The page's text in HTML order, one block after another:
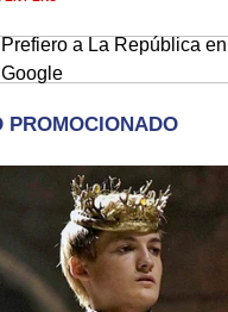
Prefiero a La República en
Google